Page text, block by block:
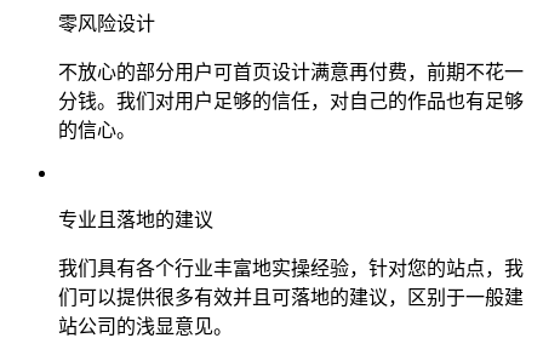
零风险设计
不放心的部分用户可首页设计满意再付费，前期不花一
分钱。我们对用户足够的信任，对自己的作品也有足够
的信心。
专业且落地的建议
我们具有各个行业丰富地实操经验，针对您的站点，我
们可以提供很多有效并且可落地的建议，区别于一般建
站公司的浅显意见。